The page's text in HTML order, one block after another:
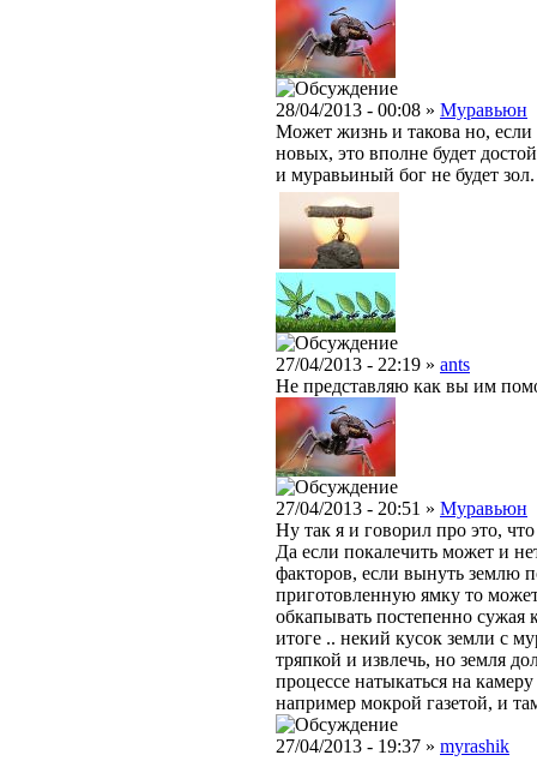
28/04/2013 - 00:08 » Муравьюн
Может жизнь и такова но, если
новых, это вполне будет
и муравьиный бог не будет зол.
27/04/2013 - 22:19 » ants
Не представляю как вы им
27/04/2013 - 20:51 » Муравьюн
Ну так я и говорил про это,
Да если покалечить может и
факторов, если вынуть землю
приготовленную ямку то
обкапывать постепенно сужая
итоге .. некий кусок земли с
тряпкой и извлечь, но земля
процессе натыкаться на
например мокрой газетой, и
27/04/2013 - 19:37 » myrashik